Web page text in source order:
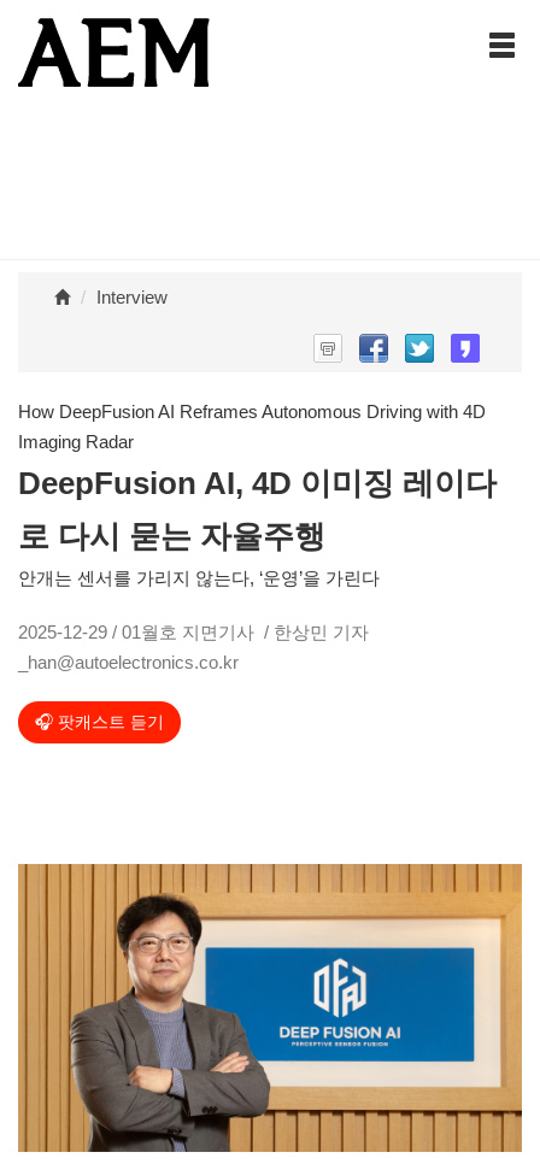
Interview
How DeepFusion AI Reframes Autonomous Driving with 4D
Imaging Radar
DeepFusion AI, 4D 이미징 레이다
로 다시 묻는 자율주행
안개는 센서를 가리지 않는다, ‘운영’을 가린다
2025-12-29 / 01월호 지면기사 / 한상민 기자
_han@autoelectronics.co.kr
🎧 팟캐스트 듣기